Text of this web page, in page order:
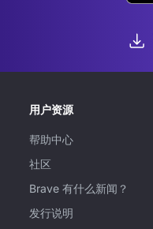
用户资源
帮助中心
社区
Brave 有什么新闻？
发行说明